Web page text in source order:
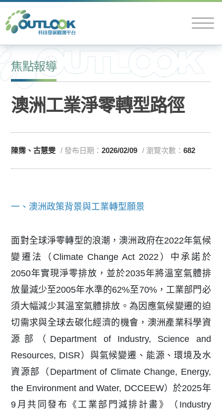
焦點報導
澳洲工業淨零轉型路徑
陳霈、古慧雯 / 發布日期：2026/02/09 / 瀏覽次數：682
一、澳洲政策背景與工業轉型願景
面對全球淨零轉型的浪潮，澳洲政府在2022年氣候
變遷法（Climate Change Act 2022）中承諾於
2050年實現淨零排放，並於2035年將溫室氣體排
放量減少至2005年水準的62%至70%，工業部門必
須大幅減少其溫室氣體排放。為因應氣候變遷的迫
切需求與全球去碳化經濟的機會，澳洲產業科學資
源部（Department of Industry, Science and
Resources, DISR）與氣候變遷、能源、環境及水
資源部（Department of Climate Change, Energy,
the Environment and Water, DCCEEW）於2025年
9月共同發布《工業部門減排計畫》（Industry